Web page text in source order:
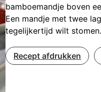
bamboemandje boven
Een mandje met twee
tegelijkertijd wilt stomen.
Recept afdrukken